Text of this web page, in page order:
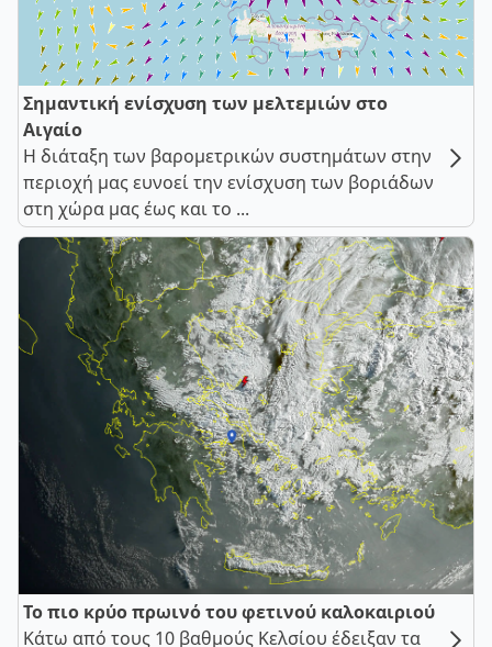
Σημαντική ενίσχυση των μελτεμιών στο
Αιγαίο
Η διάταξη των βαρομετρικών συστημάτων στην
περιοχή μας ευνοεί την ενίσχυση των βοριάδων
στη χώρα μας έως και το ...
Το πιο κρύο πρωινό του φετινού καλοκαιριού
Κάτω από τους 10 βαθμούς Κελσίου έδειξαν τα